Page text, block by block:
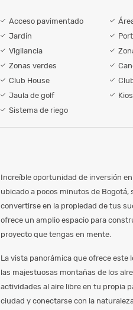
Acceso pavimentado
Jardín
Vigilancia
Zonas verdes
Club House
Jaula de golf
Sistema de riego
Increíble oportunidad de inversión
ubicado a pocos minutos de
convertirse en la propiedad de tus
ofrece un amplio espacio para
proyecto que tengas en mente.
La vista panorámica que ofrece
las majestuosas montañas de los
actividades al aire libre en tu propia
ciudad y conectarse con la